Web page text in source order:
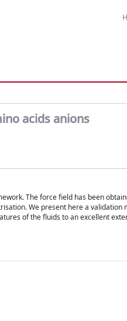
acids anions
The force field has been
We present here a validation
of the fluids to an excellent